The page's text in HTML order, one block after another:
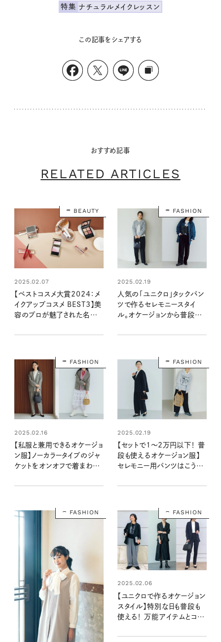
特集 ナチュラルメイクレッスン
この記事をシェアする
おすすめ記事
RELATED ARTICLES
BEAUTY
2025.02.07
【ベストコスメ大賞2024：メ
イクアップコスメ BEST3】美
容のプロが魅了された名品
FASHION
2025.02.19
人気の「ユニクロ」タックパン
ツで作るセレモニースタイ
ル。オケージョンから普段着
FASHION
2025.02.16
【私服と兼用できるオケージョ
ン服】ノーカラータイプのジャ
ケットをオンオフで着まわし
FASHION
2025.02.19
【セットで1～2万円以下！ 普
段も使えるオケージョン服】
セレモニー用パンツはこう着
FASHION FASHION
2025.02.06
【ユニクロで作るオケージョン
スタイル】特別な日も普段も
使える！ 万能アイテムとコー